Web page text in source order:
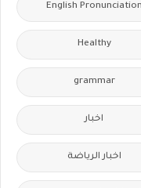
English Pronunciation
Healthy
grammar
اخبار
اخبار الرياضة